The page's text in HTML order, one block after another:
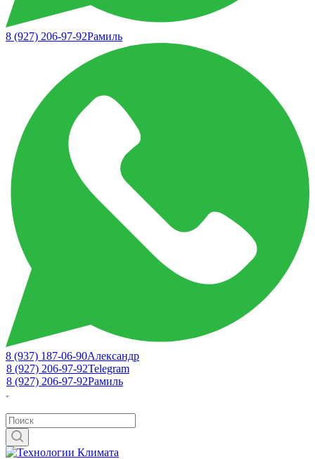
8 (927) 206-97-92Рамиль
8 (937) 187-06-90Александр
8 (927) 206-97-92Telegram
8 (927) 206-97-92Рамиль